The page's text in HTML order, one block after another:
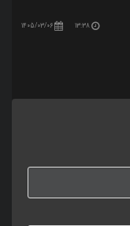
13:38
1405/03/06